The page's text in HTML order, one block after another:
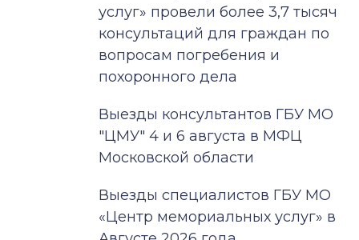
услуг» провели более 3,7 тысяч
консультаций для граждан по
вопросам погребения и
похоронного дела
Выезды консультантов ГБУ МО
"ЦМУ" 4 и 6 августа в МФЦ
Московской области
Выезды специалистов ГБУ МО
«Центр мемориальных услуг» в